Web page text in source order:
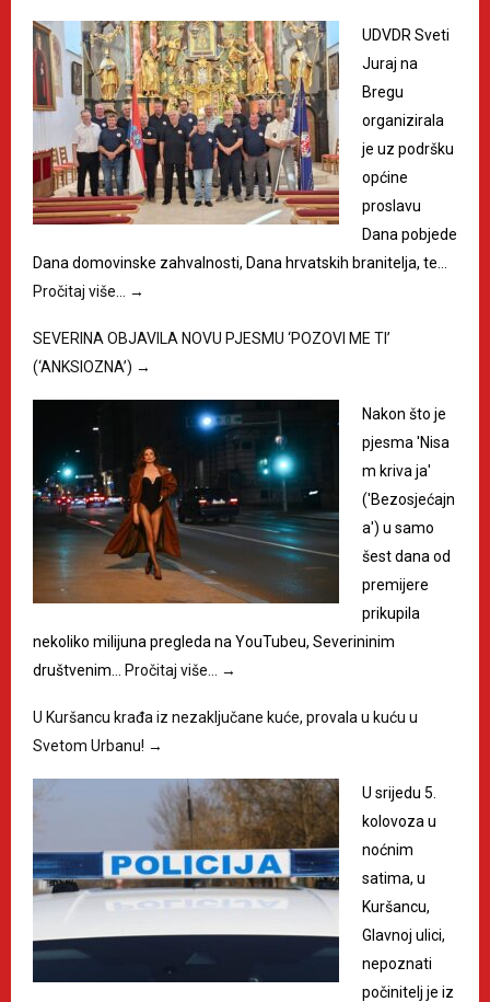
UDVDR Sveti
Juraj na
Bregu
organizirala
je uz podršku
općine
proslavu
Dana pobjede
Dana domovinske zahvalnosti, Dana hrvatskih branitelja, te…
Pročitaj više…
→
SEVERINA OBJAVILA NOVU PJESMU ‘POZOVI ME TI’
(‘ANKSIOZNA’) →
Nakon što je
pjesma 'Nisa
m kriva ja'
('Bezosjećajn
a') u samo
šest dana od
premijere
prikupila
nekoliko milijuna pregleda na YouTubeu, Severininim
društvenim…
Pročitaj više… →
U Kuršancu krađa iz nezaključane kuće, provala u kuću u
Svetom Urbanu! →
U srijedu 5.
kolovoza u
noćnim
satima, u
Kuršancu,
Glavnoj ulici,
nepoznati
počinitelj je iz